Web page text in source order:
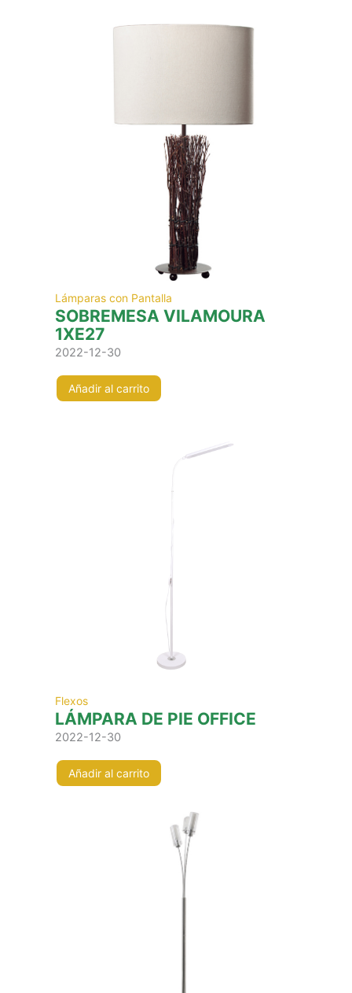
Lámparas con Pantalla
SOBREMESA VILAMOURA
1XE27
2022-12-30
Añadir al carrito
Flexos
LÁMPARA DE PIE OFFICE
2022-12-30
Añadir al carrito